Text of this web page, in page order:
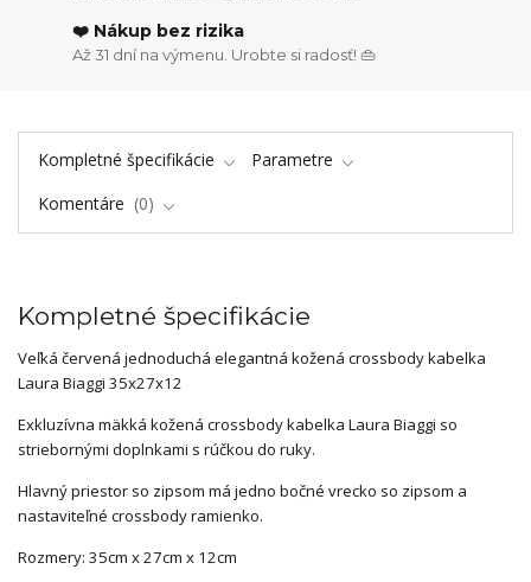
❤️ Nákup bez rizika
Až 31 dní na výmenu. Urobte si radosť! 👜
Kompletné špecifikácie
Parametre
Komentáre
0
Kompletné špecifikácie
Veľká červená jednoduchá elegantná kožená crossbody kabelka
Laura Biaggi 35x27x12
Exkluzívna mäkká kožená crossbody kabelka Laura Biaggi so
striebornými doplnkami s rúčkou do ruky.
Hlavný priestor so zipsom má jedno bočné vrecko so zipsom a
nastaviteľné crossbody ramienko.
Rozmery: 35cm x 27cm x 12cm